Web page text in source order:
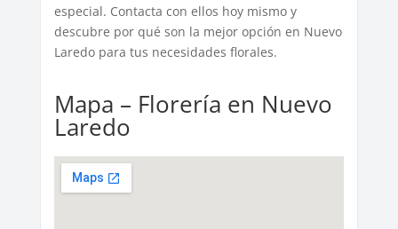
especial. Contacta con ellos hoy mismo y
descubre por qué son la mejor opción en Nuevo
Laredo para tus necesidades florales.
Mapa – Florería en Nuevo
Laredo